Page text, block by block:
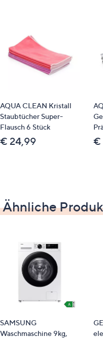
Material
100 %
Normalwäsche
Qualitätshinweise
AQUA CLEAN Kristall
Staubtücher Super-
Flausch 6 Stück
€ 24,99 €
Ähnliche
SAMSUNG
Waschmaschine 9kg,